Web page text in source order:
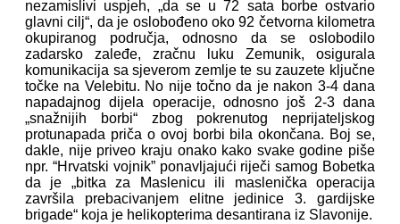
nezamislivi uspjeh, „da se u 72 sata borbe ostvario
glavni cilj“, da je oslobođeno oko 92 četvorna kilometra
okupiranog područja, odnosno da se oslobodilo
zadarsko zaleđe, zračnu luku Zemunik, osigurala
komunikacija sa sjeverom zemlje te su zauzete ključne
točke na Velebitu. No nije točno da je nakon 3-4 dana
napadajnog dijela operacije, odnosno još 2-3 dana
„snažnijih borbi“ zbog pokrenutog neprijateljskog
protunapada priča o ovoj borbi bila okončana. Boj se,
dakle, nije priveo kraju onako kako svake godine piše
npr. “Hrvatski vojnik” ponavljajući riječi samog Bobetka
da je „bitka za Maslenicu ili maslenička operacija
završila prebacivanjem elitne jedinice 3. gardijske
brigade“ koja je helikopterima desantirana iz Slavonije.